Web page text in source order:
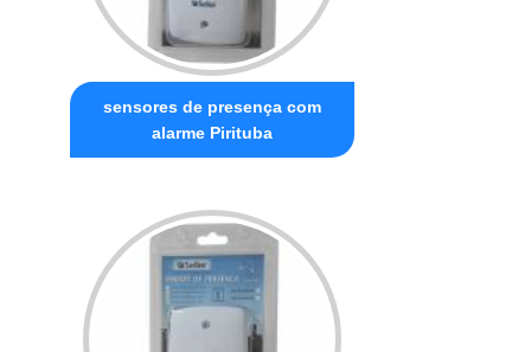
sensores de presença com
alarme Pirituba